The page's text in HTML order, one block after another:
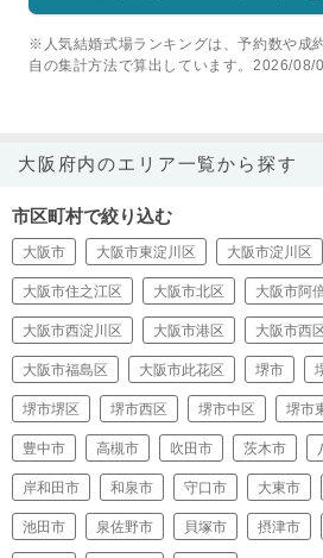
※人気結婚式場ランキングは、予約数や成
自の集計方法で算出しています。2026/08/
大阪府内のエリア一覧から探す
市区町村で絞り込む
大阪市 大阪市東淀川区 大阪市淀川区
大阪市住之江区 大阪市北区 大阪市阿
大阪市西淀川区 大阪市港区 大阪市西
大阪市福島区 大阪市此花区 堺市
堺市堺区 堺市西区 堺市中区 堺市
豊中市 高槻市 吹田市 茨木市
岸和田市 和泉市 守口市 大東市
池田市 泉佐野市 貝塚市 摂津市